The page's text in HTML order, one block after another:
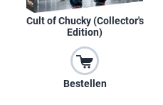
Cult of Chucky (Collector's
Edition)
Bestellen